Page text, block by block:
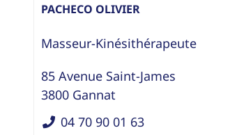
PACHECO OLIVIER
Masseur-Kinésithérapeute
85 Avenue Saint-James
3800 Gannat
04 70 90 01 63